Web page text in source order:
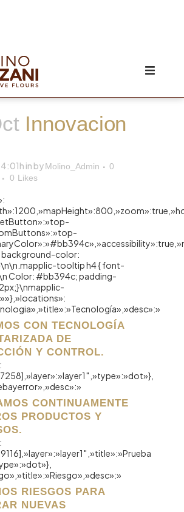
HOME
EL MOLINO
CALIDAD
PRODUCTOS
COTIZACIÓN
CONTACTO
Innovacion
in byMolino_Admin
0
0 Likes
background-color:
tooltip h4 { font-
Color: #bb394c; padding-
CON TECNOLOGÍA
DE
Y CONTROL.
CONTINUAMENTE
PRODUCTOS Y
RIESGOS PARA
NUEVAS